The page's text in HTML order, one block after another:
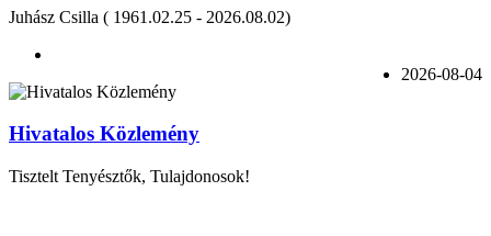
Juhász Csilla ( 1961.02.25 - 2026.08.02)
2026-08-04
Hivatalos Közlemény
Tisztelt Tenyésztők, Tulajdonosok!